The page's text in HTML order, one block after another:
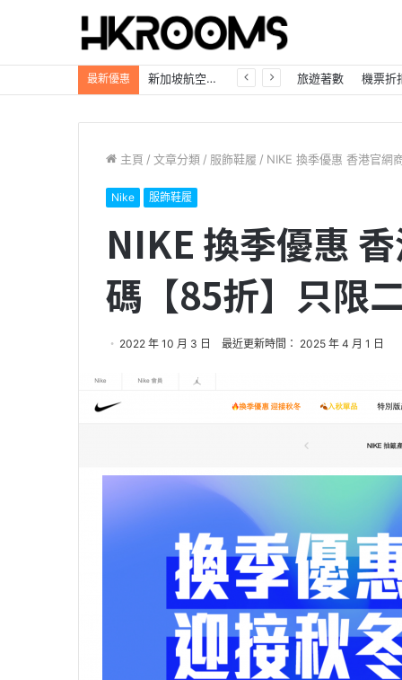
最新優惠 自駕遊必看「日本租車優惠大放送」Trip.com最高85折，首訂再享8%折扣！ 旅遊著數 機票折
主頁 / 文章分類 / 服飾鞋履 / NIKE 換季優惠 香港官網
Nike 服飾鞋履
NIKE 換季優惠
碼【85折】只限
2022 年 10 月 3 日 最近更新時間： 2025 年 4 月 1 日